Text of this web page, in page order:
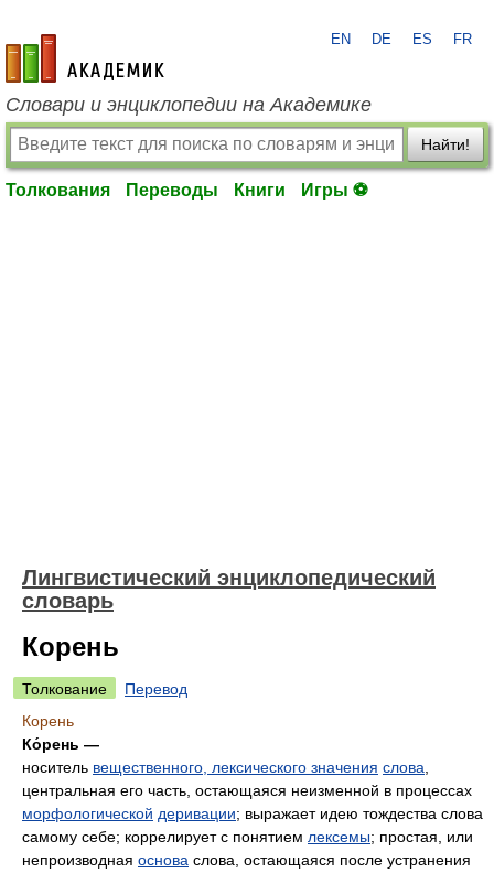
academic.ru
EN DE ES FR
Словари и энциклопедии на Академике
Найти!
Толкования Переводы Книги Игры ⚽
Лингвистический энциклопедический
словарь
Корень
Толкование
Перевод
Корень
Ко́рень —
носитель вещественного, лексического значения слова
центральная его часть, остающаяся неизменной в процессах
морфологической деривации; выражает идею тождества слова
самому себе; коррелирует с понятием лексемы; простая, или
непроизводная основа слова, остающаяся после устранения